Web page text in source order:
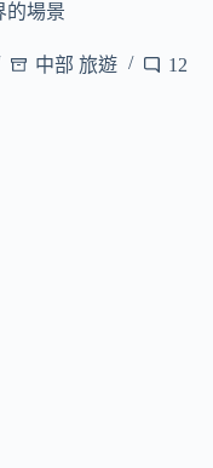
的場景
中部 旅遊 12